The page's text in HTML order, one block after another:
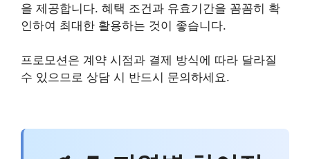
을 제공합니다. 혜택 조건과 유효기간을 꼼꼼히 확
인하여 최대한 활용하는 것이 좋습니다.
프로모션은 계약 시점과 결제 방식에 따라 달라질
수 있으므로 상담 시 반드시 문의하세요.